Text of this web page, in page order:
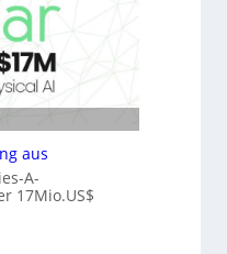
aus
A-
17Mio.US$